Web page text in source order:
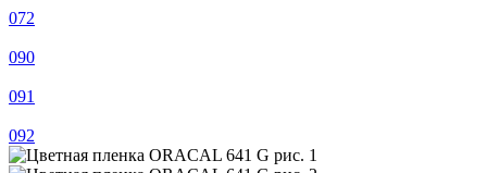
072
090
091
092